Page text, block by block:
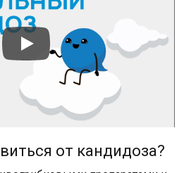
от кандидоза?